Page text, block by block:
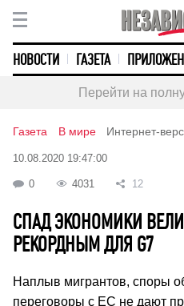
НОВОСТИ ГАЗЕТА
Перейти на
Газета В мире Интернет-
10.08.2020 19:47:00
0 4031 12
СПАД ЭКОНОМИКИ
РЕКОРДНЫМ ДЛЯ G7
Наплыв мигрантов, споры
переговоры с ЕС не дают